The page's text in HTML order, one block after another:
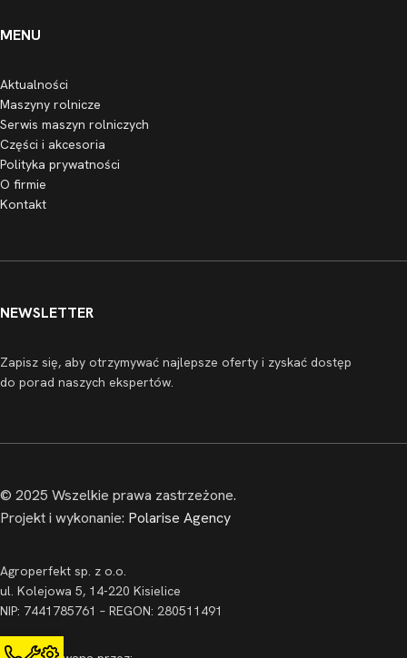
MENU
Aktualności
Maszyny rolnicze
Serwis maszyn rolniczych
Części i akcesoria
Polityka prywatności
O firmie
Kontakt
NEWSLETTER
Zapisz się, aby otrzymywać najlepsze oferty i zyskać dostęp
do porad naszych ekspertów.
© 2025 Wszelkie prawa zastrzeżone.
Projekt i wykonanie: Polarise Agency
Agroperfekt sp. z o.o.
ul. Kolejowa 5, 14-220 Kisielice
NIP: 7441785761 – REGON: 280511491